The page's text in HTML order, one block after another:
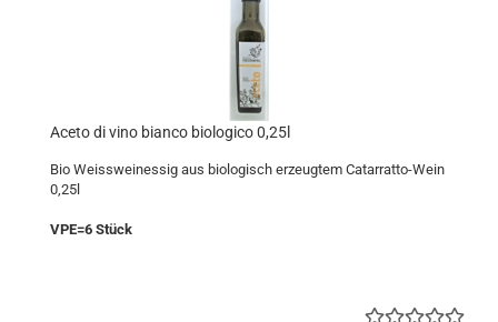
Aceto di vino bianco biologico 0,25l
Bio Weissweinessig aus biologisch erzeugtem Catarratto-Wein
0,25l
VPE=6 Stück